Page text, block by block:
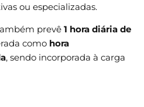
ou especializadas.
prevê 1 hora diária de
como hora
, sendo incorporada à carga